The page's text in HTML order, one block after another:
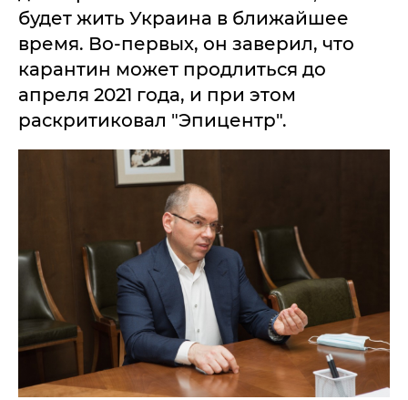
будет жить Украина в ближайшее
время. Во-первых, он заверил, что
карантин может продлиться до
апреля 2021 года, и при этом
раскритиковал "Эпицентр".